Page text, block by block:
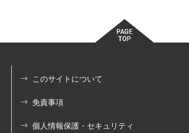
このサイトについて
免責事項
個人情報保護・セキュリティ